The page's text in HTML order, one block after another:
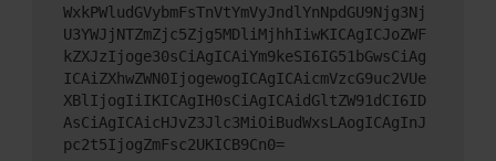
WxkPWludGVybmFsTnVtYmVyJndlYnNpdGU9Njg3Nj
U3YWJjNTZmZjc5Zjg5MDliMjhhIiwKICAgICJoZWF
kZXJzIjoge30sCiAgICAiYm9keSI6IG51bGwsCiAg
ICAiZXhwZWN0IjogewogICAgICAicmVzcG9uc2VUe
XBlIjogIiIKICAgIH0sCiAgICAidGltZW91dCI6ID
AsCiAgICAicHJvZ3Jlc3MiOiBudWxsLAogICAgInJ
pc2t5IjogZmFsc2UKICB9Cn0=